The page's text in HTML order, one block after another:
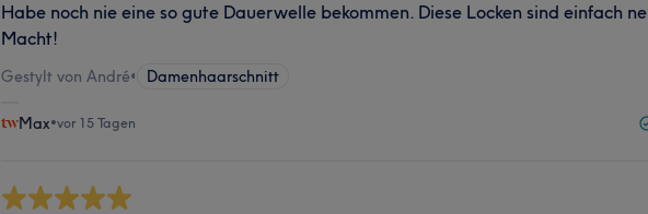
Habe noch nie eine so gute Dauerwelle bekommen. Diese Locken sind einfach ne
Macht!
Gestylt von André• Damenhaarschnitt
Max•vor 15 Tagen